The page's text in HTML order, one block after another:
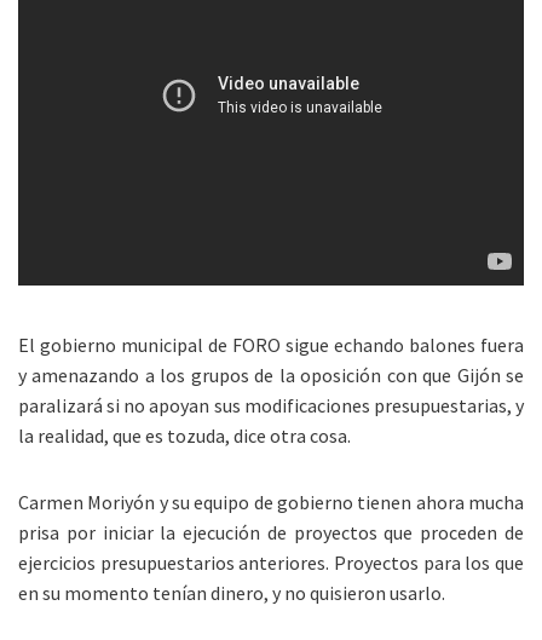
El gobierno municipal de FORO sigue echando balones fuera
y amenazando a los grupos de la oposición con que Gijón se
paralizará si no apoyan sus modificaciones presupuestarias, y
la realidad, que es tozuda, dice otra cosa.
Carmen Moriyón y su equipo de gobierno tienen ahora mucha
prisa por iniciar la ejecución de proyectos que proceden de
ejercicios presupuestarios anteriores. Proyectos para los que
en su momento tenían dinero, y no quisieron usarlo.